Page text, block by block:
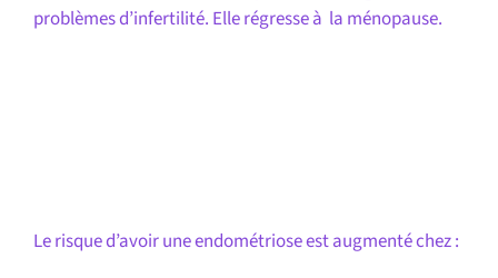
problèmes d’infertilité. Elle régresse à la ménopause.
Le risque d’avoir une endométriose est augmenté chez :